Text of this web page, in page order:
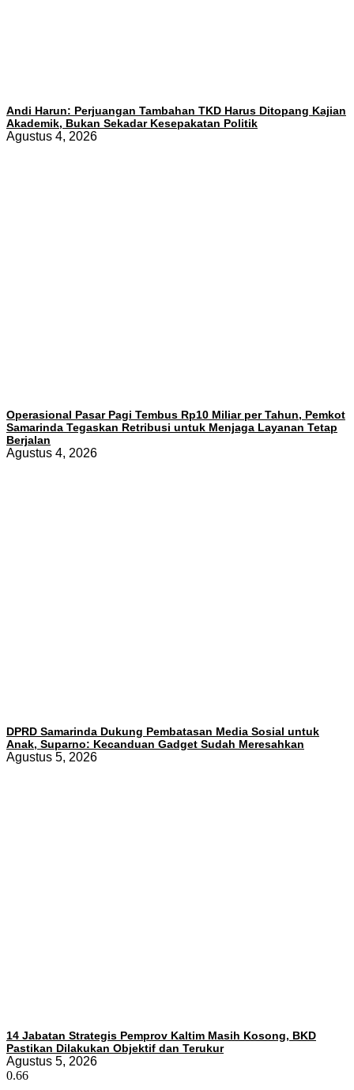
Andi Harun: Perjuangan Tambahan TKD Harus Ditopang Kajian
Akademik, Bukan Sekadar Kesepakatan Politik
Agustus 4, 2026
Operasional Pasar Pagi Tembus Rp10 Miliar per Tahun, Pemkot
Samarinda Tegaskan Retribusi untuk Menjaga Layanan Tetap
Berjalan
Agustus 4, 2026
DPRD Samarinda Dukung Pembatasan Media Sosial untuk
Anak, Suparno: Kecanduan Gadget Sudah Meresahkan
Agustus 5, 2026
14 Jabatan Strategis Pemprov Kaltim Masih Kosong, BKD
Pastikan Dilakukan Objektif dan Terukur
Agustus 5, 2026